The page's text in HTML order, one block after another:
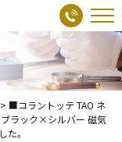
> ■コラントッテ TAO ネ
ラック×シルバー 磁気
。